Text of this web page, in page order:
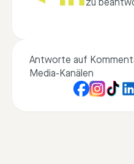
zu
Antworte auf
Media-Kanälen